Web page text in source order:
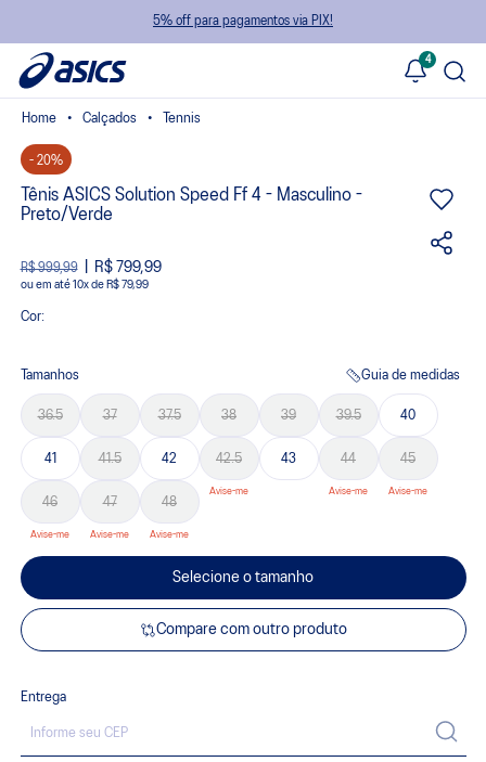
5% off para pagamentos via PIX!
4
Calçados Tennis
- 20%
Tênis ASICS Solution Speed Ff 4 - Masculino -
Preto/Verde
R$ 999,99 R$ 799,99
ou 10xde R$ 79,99
Cor:
Tamanhos Guia de medidas
36.5 37 37.5 38 39 39.5 40
41 41.5 42 42.5 43 44 45
46 47 48
Selecione o tamanho
Compare com outro produto
Entrega